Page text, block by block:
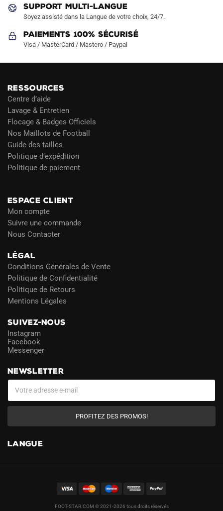
produit
SUPPORT MULTI-LANGUE
Soyez assisté dans la Langue de votre choix, 24/7.
Paiements 100% Sécurisé
Visa / MasterCard / Mastero / Paypal
RESSOURCES
Centre d’aide
Lavage & Entretien
Flocage & Badges Officiels
Nos Maillots de Football
Guide des tailles
Politique d’expédition
Politique de paiement
ESPACE CLIENT
Mon compte
Suivre une commande
Nous Contacter
LÉGAL
Conditions Générales de Vente
Politique de Confidentialité
Politique de Retours
Mentions Légales
SUIVEZ-NOUS
Instagram
Facebook
Messenger
NEWSLETTER
PROFITEZ DES PROMOS!
LANGUE
FOOT-STAR.COM © 2021-2026 tous droits réservés